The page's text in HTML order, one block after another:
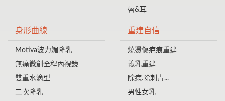
唇&耳
身形曲線
Motiva波力媚隆乳
無痛微創全程內視鏡
雙重水滴型
二次隆乳
重建自信
燒燙傷疤痕重建
義乳重建
除痣.除刺青...
男性女乳